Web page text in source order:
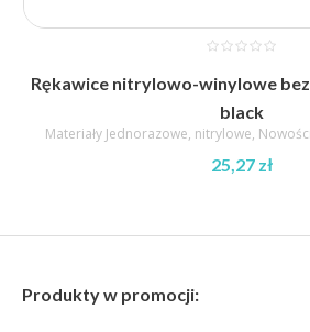
Rękawice nitrylowo-winylowe
black
Materiały Jednorazowe, nitrylowe, Nowości
25,27 zł
Produkty w promocji: